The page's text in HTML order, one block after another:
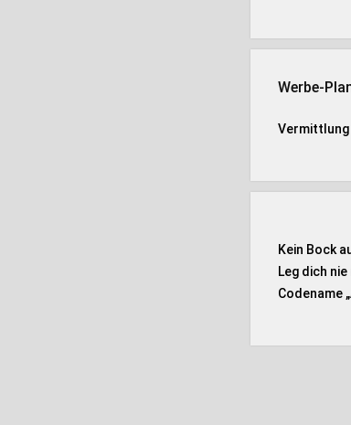
Werbe-
Vermittlung
Kein Bock
Leg dich
Codename